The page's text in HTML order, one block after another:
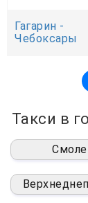
Гагарин -
Чебоксары
Такси в